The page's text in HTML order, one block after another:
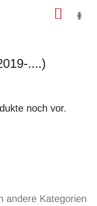
....)
noch vor.
andere Kategorien